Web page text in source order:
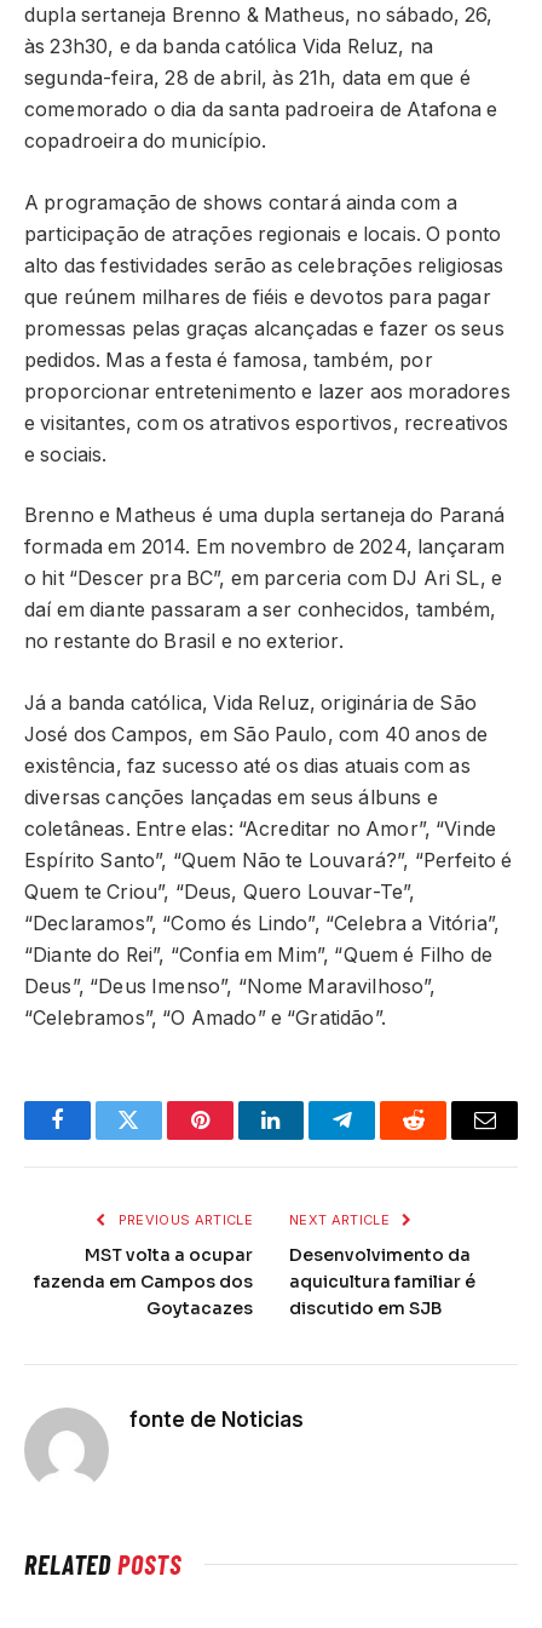
dupla sertaneja Brenno & Matheus, no sábado, 26,
às 23h30, e da banda católica Vida Reluz, na
segunda-feira, 28 de abril, às 21h, data em que é
comemorado o dia da santa padroeira de Atafona e
copadroeira do município.
A programação de shows contará ainda com a
participação de atrações regionais e locais. O ponto
alto das festividades serão as celebrações religiosas
que reúnem milhares de fiéis e devotos para pagar
promessas pelas graças alcançadas e fazer os seus
pedidos. Mas a festa é famosa, também, por
proporcionar entretenimento e lazer aos moradores
e visitantes, com os atrativos esportivos, recreativos
e sociais.
Brenno e Matheus é uma dupla sertaneja do Paraná
formada em 2014. Em novembro de 2024, lançaram
o hit “Descer pra BC”, em parceria com DJ Ari SL, e
daí em diante passaram a ser conhecidos, também,
no restante do Brasil e no exterior.
Já a banda católica, Vida Reluz, originária de São
José dos Campos, em São Paulo, com 40 anos de
existência, faz sucesso até os dias atuais com as
diversas canções lançadas em seus álbuns e
coletâneas. Entre elas: “Acreditar no Amor”, “Vinde
Espírito Santo”, “Quem Não te Louvará?”, “Perfeito é
Quem te Criou”, “Deus, Quero Louvar-Te”,
“Declaramos”, “Como és Lindo”, “Celebra a Vitória”,
“Diante do Rei”, “Confia em Mim”, “Quem é Filho de
Deus”, “Deus Imenso”, “Nome Maravilhoso”,
“Celebramos”, “O Amado” e “Gratidão”.
FacebookTwitter PinterestLinkedInTelegramReddit Email
PREVIOUS ARTICLE
MST volta a ocupar
fazenda em Campos dos
Goytacazes
NEXT ARTICLE
Desenvolvimento da
aquicultura familiar é
discutido em SJB
fonte de Noticias
RELATEDPOSTS